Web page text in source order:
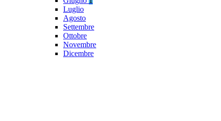
Luglio
Agosto
Settembre
Ottobre
Novembre
Dicembre